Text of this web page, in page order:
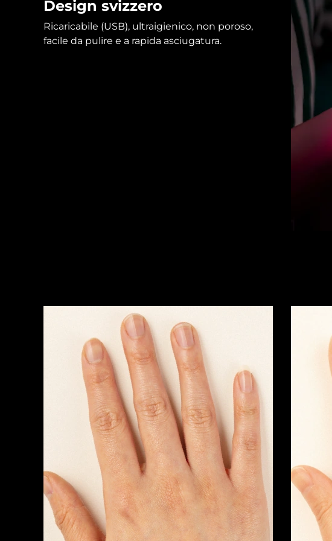
Design svizzero
Ricaricabile (USB), ultraigienico, non poroso,
facile da pulire e a rapida asciugatura.